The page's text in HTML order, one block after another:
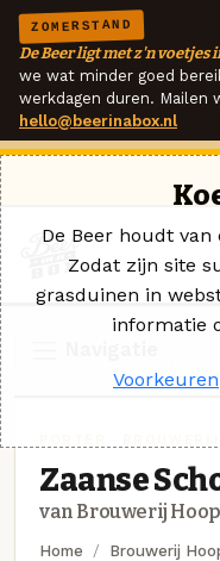
ZOMERSTAND
De Beer ligt met z'n voetjes
we wat minder goed
werkdagen duren. Mailen
hello@beerinabox.nl
Zaanse
van Brouwerij Hoop
Home Brouwerij
De Beer houdt
Zodat zijn site
grasduinen in
informatie
Voorkeuren